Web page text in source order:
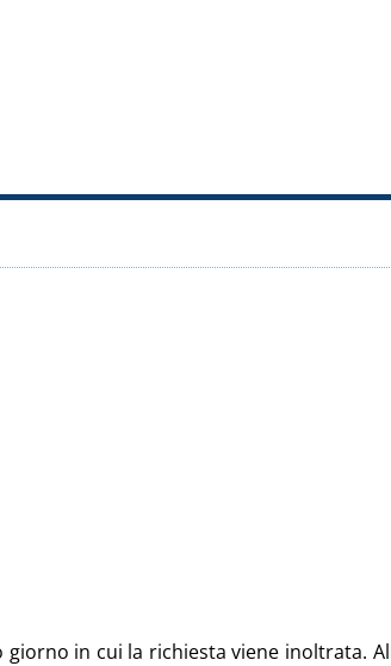
in cui la richiesta viene inoltrata.